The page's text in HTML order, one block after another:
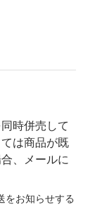
時併売して
は商品が既
、メールに
をお知らせする